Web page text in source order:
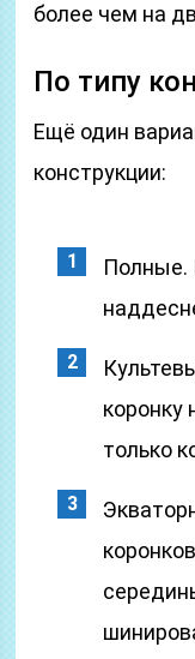
более чем на
По типу
Ещё один
конструкции:
Полные.
коронку
только